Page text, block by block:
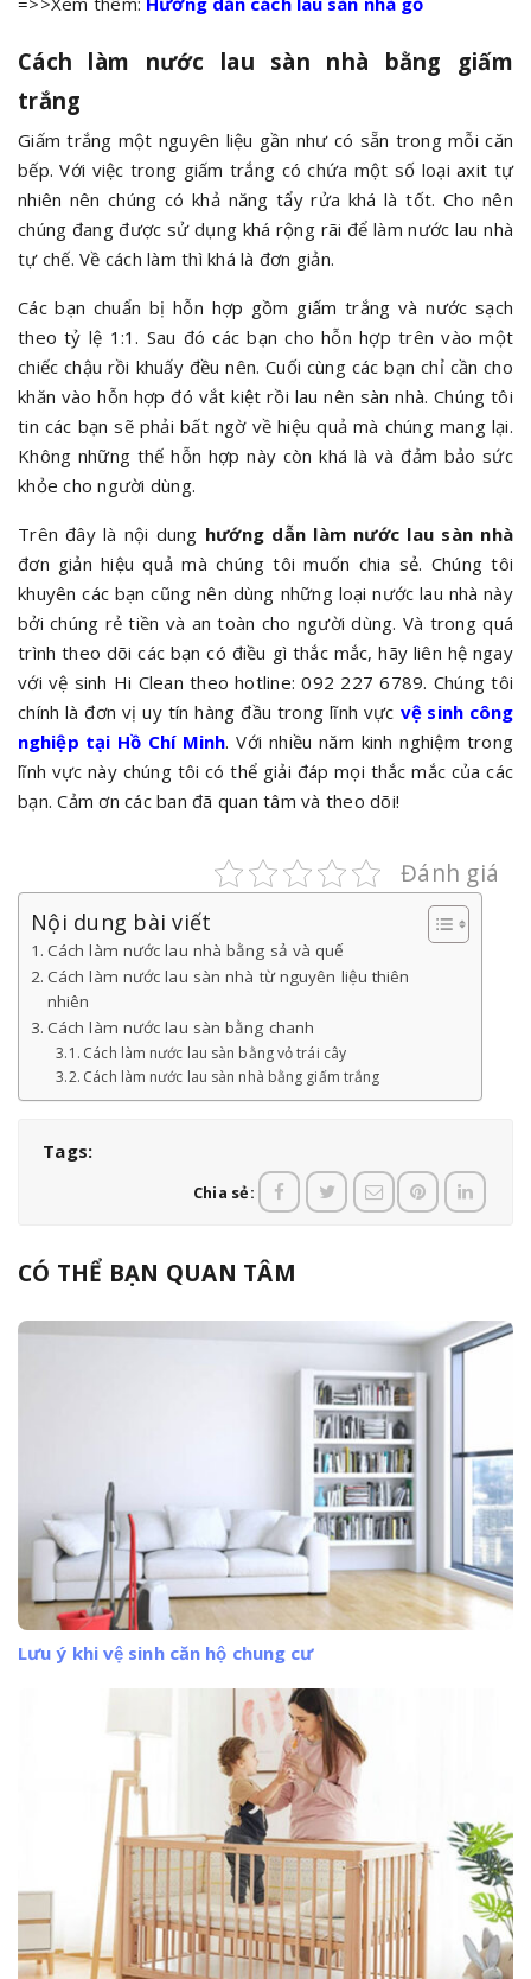
Cách làm nước lau sàn nhà bằng giấm
trắng
Giấm trắng một nguyên liệu gần như có sẵn trong mỗi căn
bếp. Với việc trong giấm trắng có chứa một số loại axit tự
nhiên nên chúng có khả năng tẩy rửa khá là tốt. Cho nên
chúng đang được sử dụng khá rộng rãi để làm nước lau nhà
tự chế. Về cách làm thì khá là đơn giản.
Các bạn chuẩn bị hỗn hợp gồm giấm trắng và nước sạch
theo tỷ lệ 1:1. Sau đó các bạn cho hỗn hợp trên vào một
chiếc chậu rồi khuấy đều nên. Cuối cùng các bạn chỉ cần cho
khăn vào hỗn hợp đó vắt kiệt rồi lau nên sàn nhà. Chúng tôi
tin các bạn sẽ phải bất ngờ về hiệu quả mà chúng mang lại.
Không những thế hỗn hợp này còn khá là và đảm bảo sức
khỏe cho người dùng.
Trên đây là nội dung hướng dẫn làm nước lau sàn nhà
đơn giản hiệu quả mà chúng tôi muốn chia sẻ. Chúng tôi
khuyên các bạn cũng nên dùng những loại nước lau nhà này
bởi chúng rẻ tiền và an toàn cho người dùng. Và trong quá
trình theo dõi các bạn có điều gì thắc mắc, hãy liên hệ ngay
với vệ sinh Hi Clean theo hotline: 092 227 6789. Chúng tôi
chính là đơn vị uy tín hàng đầu trong lĩnh vực vệ sinh công
nghiệp tại Hồ Chí Minh. Với nhiều năm kinh nghiệm trong
lĩnh vực này chúng tôi có thể giải đáp mọi thắc mắc của các
bạn. Cảm ơn các ban đã quan tâm và theo dõi!
Đánh giá
Nội dung bài viết
Cách làm nước lau nhà bằng sả và quế
Cách làm nước lau sàn nhà từ nguyên liệu thiên
nhiên
Cách làm nước lau sàn bằng chanh
Cách làm nước lau sàn bằng vỏ trái cây
Cách làm nước lau sàn nhà bằng giấm trắng
Tags:
Chia sẻ:
CÓ THỂ BẠN QUAN TÂM
Lưu ý khi vệ sinh căn hộ chung cư